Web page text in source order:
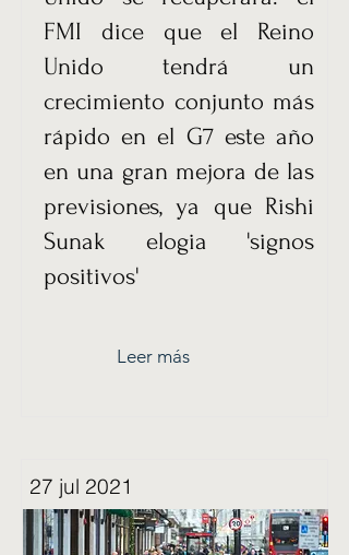
FMI dice que el Reino
Unido tendrá un
crecimiento conjunto más
rápido en el G7 este año
en una gran mejora de las
previsiones, ya que Rishi
Sunak elogia 'signos
positivos'
Leer más
27 jul 2021